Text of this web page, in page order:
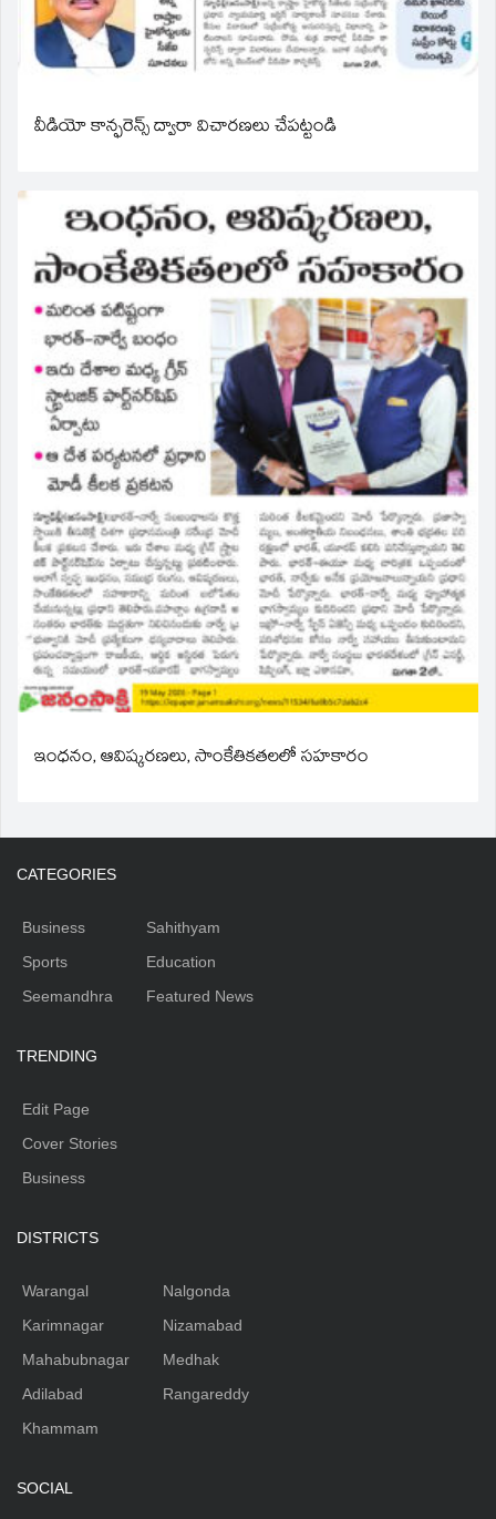
వీడియో కాన్ఫరెన్స్ ద్వారా విచారణలు చేపట్టండి
ఇంధనం, ఆవిష్కరణలు, సాంకేతికతలలో సహకారం
CATEGORIES
Business
Sports
Seemandhra
Sahithyam
Education
Featured News
TRENDING
Edit Page
Cover Stories
Business
DISTRICTS
Warangal
Karimnagar
Mahabubnagar
Adilabad
Khammam
Nalgonda
Nizamabad
Medhak
Rangareddy
SOCIAL